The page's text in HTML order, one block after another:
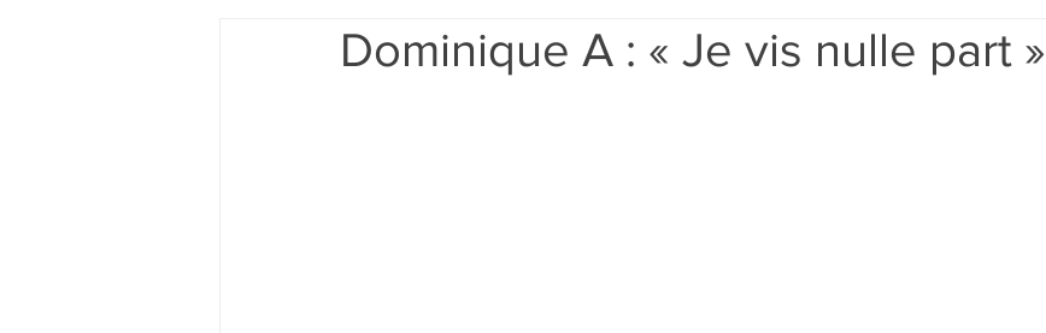
Dominique A : « Je vis nulle part »